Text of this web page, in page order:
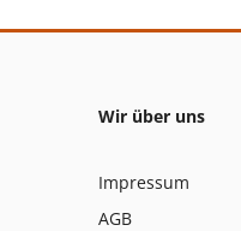
Wir über uns
Impressum
AGB